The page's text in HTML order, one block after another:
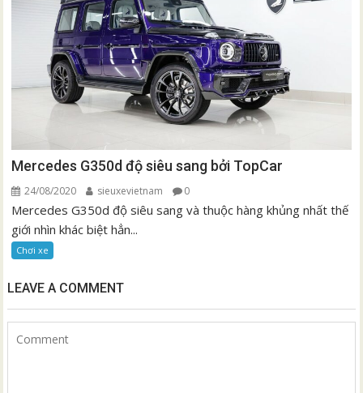
Mercedes G350d độ siêu sang bởi TopCar
24/08/2020 sieuxevietnam 0
Mercedes G350d độ siêu sang và thuộc hàng khủng nhất thế
giới nhìn khác biệt hẳn...
Chơi xe
LEAVE A COMMENT